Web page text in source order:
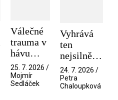
Válečné
trauma v
hávu
spektáklu
/ Odyssea
25. 7. 2026 /
Mojmír
Sedláček
Vyhrává
ten
nejsilnější
/ V nitru
manosféry
24. 7. 2026 /
Petra
Chaloupková